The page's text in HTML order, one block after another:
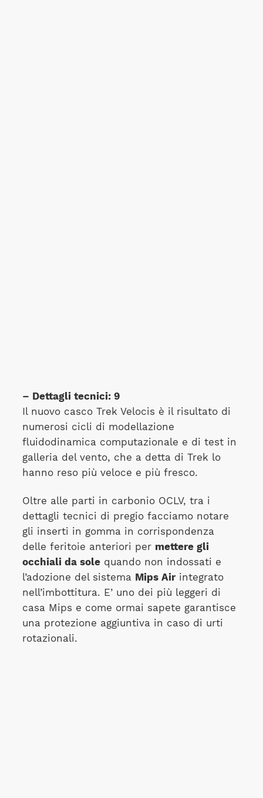
– Dettagli tecnici: 9
Il nuovo casco Trek Velocis è il risultato di
numerosi cicli di modellazione
fluidodinamica computazionale e di test in
galleria del vento, che a detta di Trek lo
hanno reso più veloce e più fresco.
Oltre alle parti in carbonio OCLV, tra i
dettagli tecnici di pregio facciamo notare
gli inserti in gomma in corrispondenza
delle feritoie anteriori per mettere gli
occhiali da solequando non indossati e
l’adozione del sistema Mips Airintegrato
nell’imbottitura. E’ uno dei più leggeri di
casa Mips e come ormai sapete garantisce
una protezione aggiuntiva in caso di urti
rotazionali.